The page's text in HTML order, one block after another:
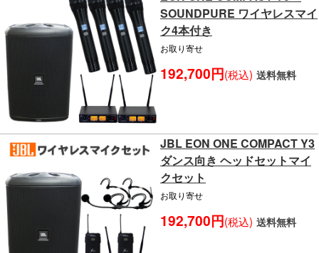
SOUNDPURE ワイヤレスマイ
ク4本付き
お取り寄せ
192,700円(税込) 送料無料
JBL EON ONE COMPACT Y3
ダンス向き ヘッドセットマイ
クセット
お取り寄せ
192,700円(税込) 送料無料